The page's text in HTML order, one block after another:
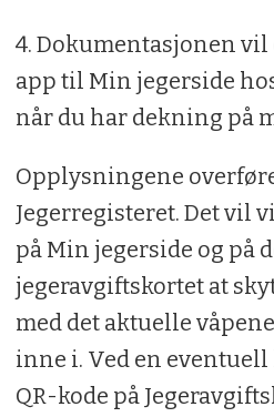
4. Dokumentasjonen
app til Min jegerside
når du har dekning på
Opplysningene
Jegerregisteret. Det vil
på Min jegerside og på
jegeravgiftskortet at
med det aktuelle
inne i. Ved en
QR-kode på